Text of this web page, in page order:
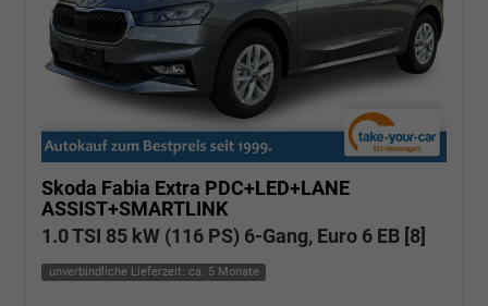
Skoda Fabia Extra PDC+LED+LANE
ASSIST+SMARTLINK
1.0 TSI 85 kW (116 PS) 6-Gang, Euro 6 EB [8]
unverbindliche Lieferzeit: ca. 5 Monate